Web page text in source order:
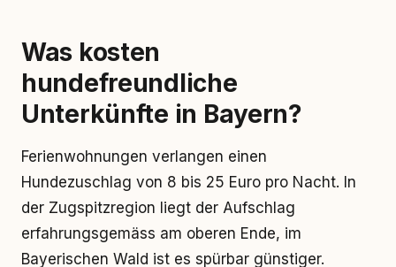
Was kosten
hundefreundliche
Unterkünfte in Bayern?
Ferienwohnungen verlangen einen
Hundezuschlag von 8 bis 25 Euro pro Nacht. In
der Zugspitzregion liegt der Aufschlag
erfahrungsgemäss am oberen Ende, im
Bayerischen Wald ist es spürbar günstiger.